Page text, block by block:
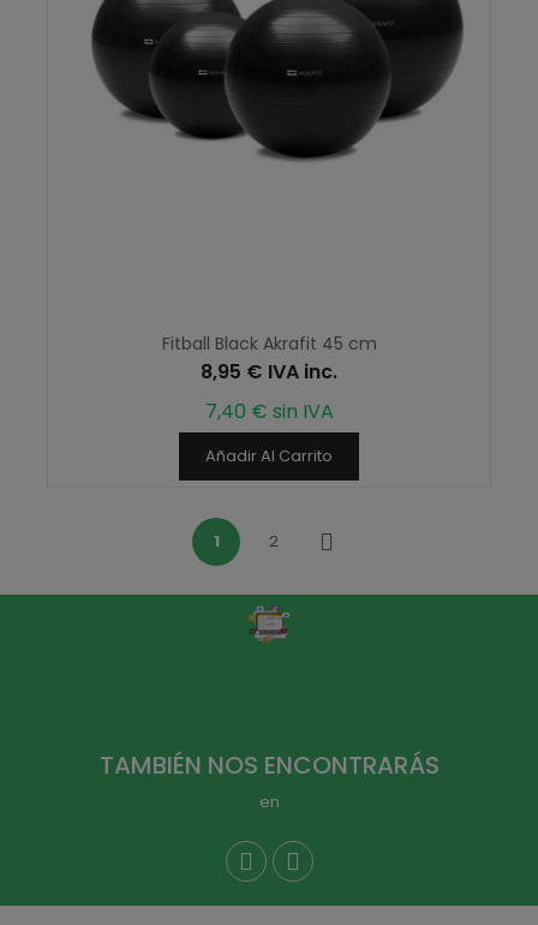
Fitball Black Akrafit 45 cm
8,95 € IVA inc.
7,40 € sin IVA
Añadir Al Carrito
1 2
Siguiente
TAMBIÉN NOS ENCONTRARÁS
en